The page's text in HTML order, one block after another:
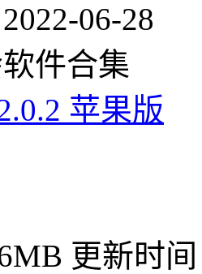
06-28
件合集
苹果版
更新时